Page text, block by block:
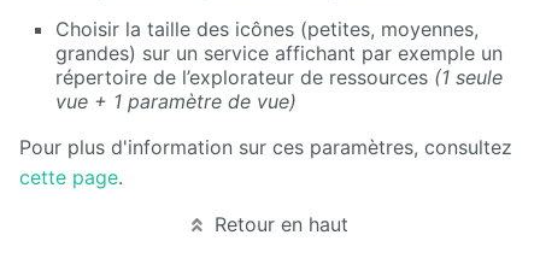
Choisir la taille des icônes (petites, moyennes,
grandes) sur un service affichant par exemple un
répertoire de l’explorateur de ressources (1 seule
vue + 1 paramètre de vue)
Pour plus d'information sur ces paramètres, consultez
cette page.
Retour en haut